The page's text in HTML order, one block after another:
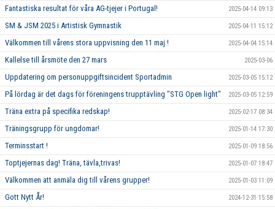
Fantastiska resultat för våra AG-tjejer i Portugal! 2025-04-14 09:13
SM & JSM 2025 i Artistisk Gymnastik 2025-04-11 15:12
Välkommen till vårens stora uppvisning den 11 maj ! 2025-04-04 15:14
Kallelse till årsmöte den 27 mars 2025-03-06
Uppdatering om personuppgiftsincident Sportadmin 2025-03-05 15:12
På lördag är det dags för föreningens trupptävling "STG Open light" 2025-03-05 12:59
Träna extra på specifika redskap! 2025-02-17 08:34
Träningsgrupp för ungdomar! 2025-01-14 17:30
Terminsstart ! 2025-01-09 18:56
Toptjejernas dag! Träna, tävla,trivas! 2025-01-07 18:47
Välkommen att anmäla dig till vårens grupper! 2025-01-03 11:09
Gott Nytt År! 2024-12-31 15:58